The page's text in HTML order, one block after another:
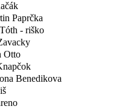
Paprčka
- riško
Otto
Benedikova